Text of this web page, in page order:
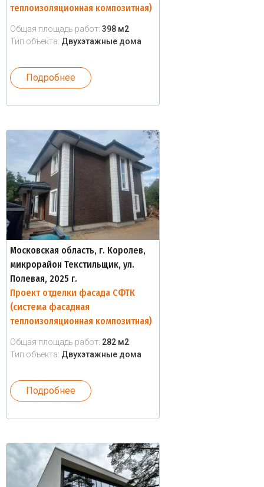
теплоизоляционная композитная)
Общая площадь работ: 398 м2
Тип объекта: Двухэтажные дома
Подробнее
Московская область, г. Королев,
микрорайон Текстильщик, ул.
Полевая, 2025 г.
Проект отделки фасада СФТК
(система фасадная
теплоизоляционная композитная)
Общая площадь работ: 282 м2
Тип объекта: Двухэтажные дома
Подробнее